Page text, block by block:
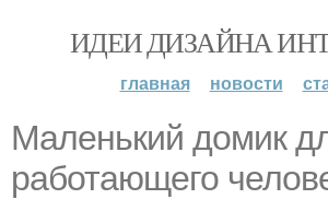
ИДЕИ ДИЗАЙНА
главная новости
Маленький домик
работающего